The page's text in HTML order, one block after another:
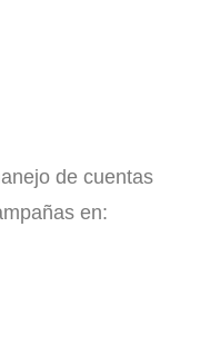
de cuentas
en: